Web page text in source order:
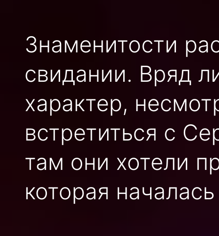
Знаменитости
свидании. Вряд
характер,
встретиться с
там они хотели
которая